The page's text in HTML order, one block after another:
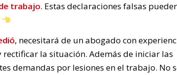
trabajo. Estas declaraciones falsas
, necesitará de un abogado con
rectificar la situación. Además de iniciar las
demandas por lesiones en el trabajo. No